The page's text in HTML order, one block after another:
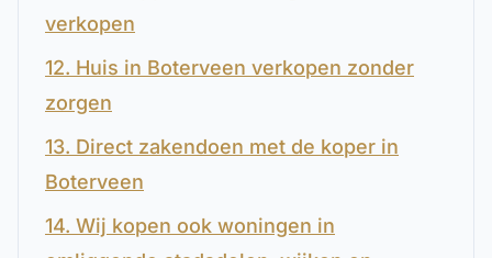
verkopen
12. Huis in Boterveen verkopen zonder
zorgen
13. Direct zakendoen met de koper in
Boterveen
14. Wij kopen ook woningen in